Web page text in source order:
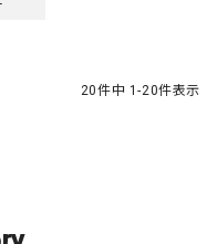
20件中 1-20件表示